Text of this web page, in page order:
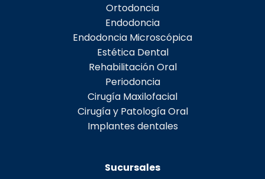
Ortodoncia
Endodoncia
Endodoncia Microscópica
Estética Dental
Rehabilitación Oral
Periodoncia
Cirugía Maxilofacial
Cirugía y Patología Oral
Implantes dentales
Sucursales